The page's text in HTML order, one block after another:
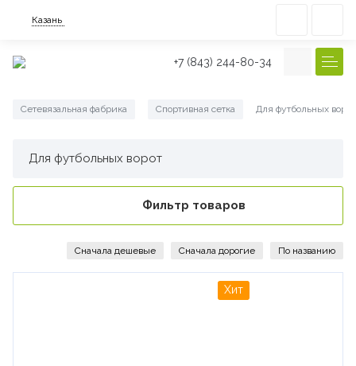
Казань
+7 (843) 244-80-34
Сетевязальная фабрика Спортивная сетка Для футбольных ворот
Для футбольных ворот
Фильтр товаров